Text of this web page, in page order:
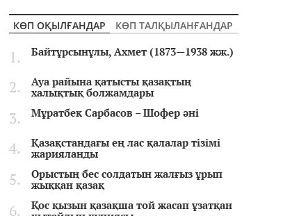
КӨП ОҚЫЛҒАНДАР
КӨП ТАЛҚЫЛАНҒАНДАР
Байтұрсынұлы, Ахмет (1873—1938 жж.)
Ауа райына қатысты қазақтың
халықтық болжамдары
Мұратбек Сарбасов – Шофер әні
Қазақстандағы ең лас қалалар тізімі
жарияланды
Орыстың бес солдатын жалғыз ұрып
жыққан қазақ
Қос қызын қазақша той жасап ұзатқан